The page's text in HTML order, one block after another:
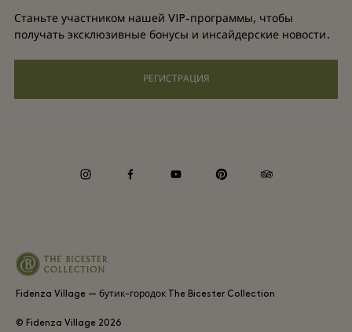
Вакансии
Загрузить приложение
Gift Card
Privacy notices
Специальные возможности
Станьте участником нашей VIP-программы, чтобы
получать эксклюзивные бонусы и инсайдерские новости.
РЕГИСТРАЦИЯ
Fidenza Village — бутик-городок The Bicester Collection
© Fidenza Village 2026
instagramfacebookyoutube pinterest tripadvisor